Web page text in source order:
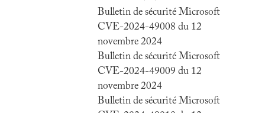
Bulletin de sécurité Microsoft
CVE-2024-49008 du 12
novembre 2024
Bulletin de sécurité Microsoft
CVE-2024-49009 du 12
novembre 2024
Bulletin de sécurité Microsoft